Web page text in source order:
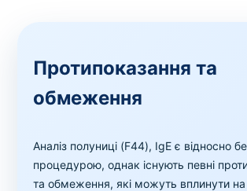
Протипоказання та
обмеження
Аналіз полуниці (F44), IgE є відносно
процедурою, однак існують певні
та обмеження, які можуть вплинути